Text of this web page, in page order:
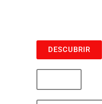
DESCUBRIR